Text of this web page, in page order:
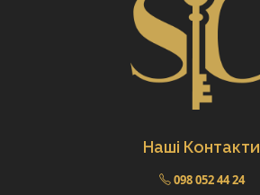
Наші Контакти
098 052 44 24